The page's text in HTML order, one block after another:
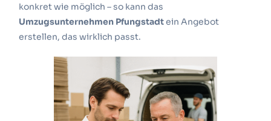
konkret wie möglich – so kann das
Umzugsunternehmen Pfungstadtein Angebot
erstellen, das wirklich passt.